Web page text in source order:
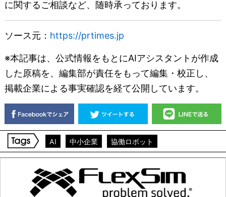
に関するご相談など、随時承っております。
ソース元： https://prtimes.jp
※本記事は、公式情報をもとにAIアシスタントが作成
した原稿を、編集部が責任をもって編集・校正し、
掲載企業による事実確認を経て公開しています。
AI 中小企業 協働ロボット